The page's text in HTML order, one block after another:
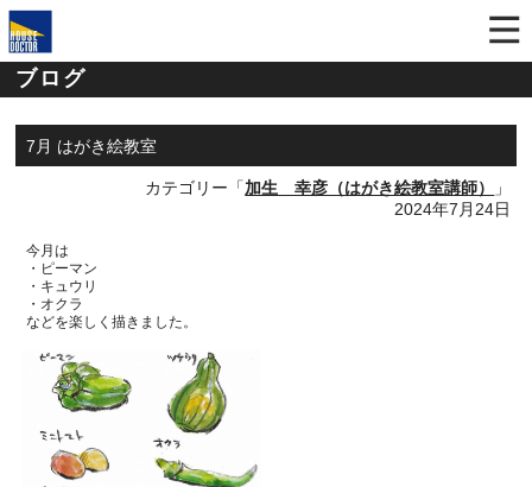
ブログ
7月 はがき絵教室
カテゴリー「加生 幸彦（はがき絵教室講師）
」
2024年7月24日
今月は
・ ピーマン
・キュウリ
・オクラ
などを楽しく描きました。